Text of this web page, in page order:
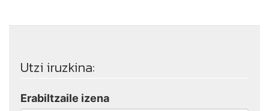
Utzi iruzkina:
Erabiltzaile izena